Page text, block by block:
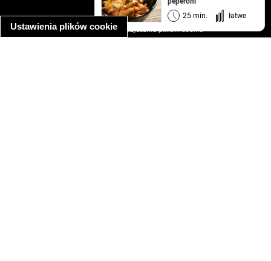
Ustawienia plików cookie
25 min.
łatwe
informacja o prywatności
informacja o wykorzystaniu plików cookie